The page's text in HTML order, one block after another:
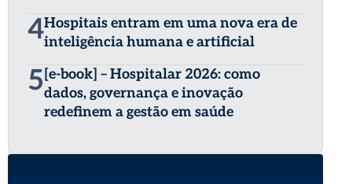
4Hospitais entram em uma nova era de
inteligência humana e artificial
5 [e-book] – Hospitalar 2026: como
dados, governança e inovação
redefinem a gestão em saúde